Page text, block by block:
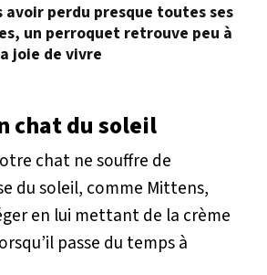
avoir perdu presque toutes ses
un perroquet retrouve peu à
joie de vivre
chat du soleil
chat ne souffre de
du soleil, comme Mittens,
en lui mettant de la crème
passe du temps à